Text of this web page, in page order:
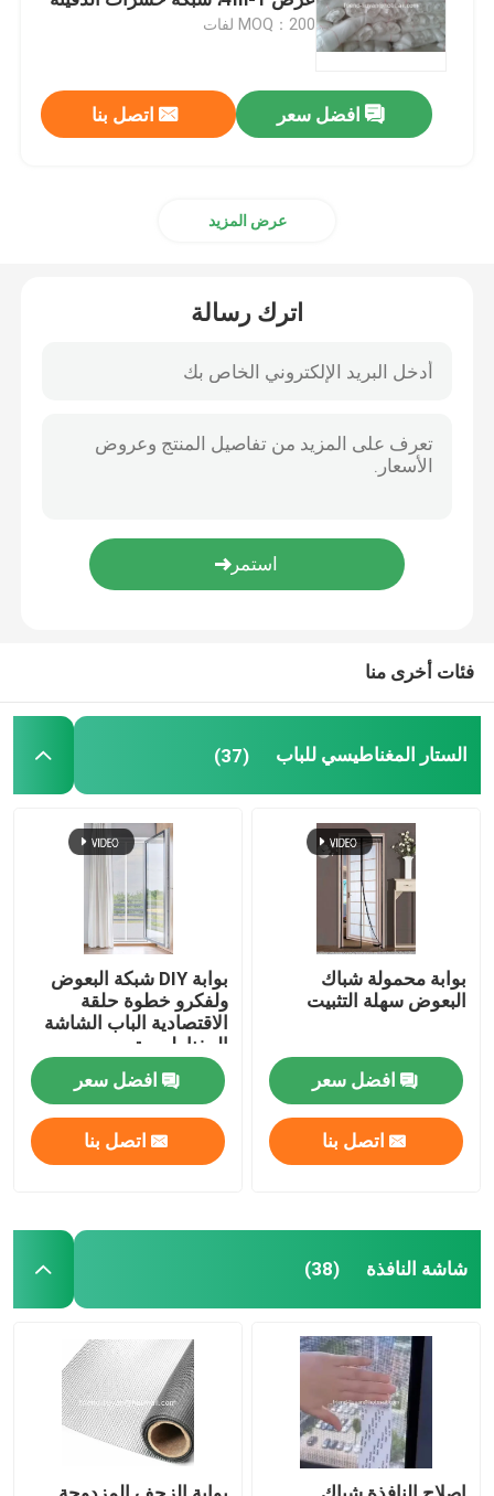
شبكة الحشرات الزراعية
القماش المشمع PE
ستارة باب بلاستيكية مغناطيسية
الزناد والحلقة
50
MOQ：200 لفات
افضل سعر اتصل بنا
عرض المزيد
اترك رسالة
فئات أخرى منا
الستار المغناطيسي للباب (37)
بوابة محمولة شباك
البعوض سهلة التثبيت
افضل سعر
اتصل بنا
بوابة DIY شبكة البعوض
ولفكرو خطوة حلقة
الاقتصادية الباب الشاشة
المغناطيسية
افضل سعر
اتصل بنا
شاشة النافذة (38)